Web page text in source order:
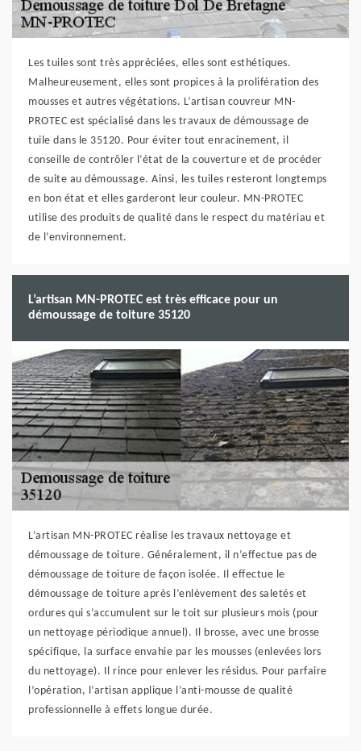
Les tuiles sont très appréciées, elles sont esthétiques.
Malheureusement, elles sont propices à la prolifération des
mousses et autres végétations. L’artisan couvreur MN-
PROTEC est spécialisé dans les travaux de démoussage de
tuile dans le 35120. Pour éviter tout enracinement, il
conseille de contrôler l’état de la couverture et de procéder
de suite au démoussage. Ainsi, les tuiles resteront longtemps
en bon état et elles garderont leur couleur. MN-PROTEC
utilise des produits de qualité dans le respect du matériau et
de l’environnement.
L’artisan MN-PROTEC est très efficace pour un
démoussage de toiture 35120
L’artisan MN-PROTEC réalise les travaux nettoyage et
démoussage de toiture. Généralement, il n’effectue pas de
démoussage de toiture de façon isolée. Il effectue le
démoussage de toiture après l’enlèvement des saletés et
ordures qui s’accumulent sur le toit sur plusieurs mois (pour
un nettoyage périodique annuel). Il brosse, avec une brosse
spécifique, la surface envahie par les mousses (enlevées lors
du nettoyage). Il rince pour enlever les résidus. Pour parfaire
l’opération, l’artisan applique l’anti-mousse de qualité
professionnelle à effets longue durée.